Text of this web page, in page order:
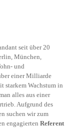
seit über 20
München,
und
einer Milliarde
starkem Wachstum in
alles aus einer
Aufgrund des
suchen wir zum
engagiertenReferent